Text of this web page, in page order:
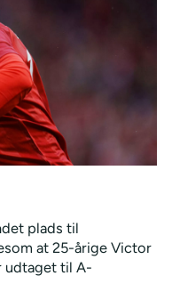
plads til
at 25-årige Victor
udtaget til A-